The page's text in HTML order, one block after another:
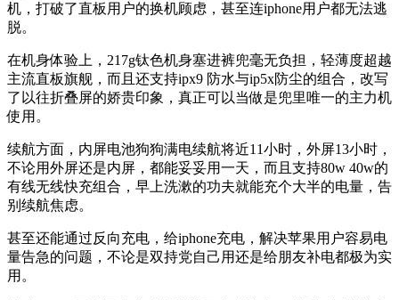
机，打破了直板用户的换机顾虑，甚至连iphone用户都无法逃
脱。
在机身体验上，217g钛色机身塞进裤兜毫无负担，轻薄度超越
主流直板旗舰，而且还支持ipx9 防水与ip5x防尘的组合，改写
了以往折叠屏的娇贵印象，真正可以当做是兜里唯一的主力机
使用。
续航方面，内屏电池狗狗满电续航将近11小时，外屏13小时，
不论用外屏还是内屏，都能妥妥用一天，而且支持80w 40w的
有线无线快充组合，早上洗漱的功夫就能充个大半的电量，告
别续航焦虑。
甚至还能通过反向充电，给iphone充电，解决苹果用户容易电
量告急的问题，不论是双持党自己用还是给朋友补电都极为实
用。